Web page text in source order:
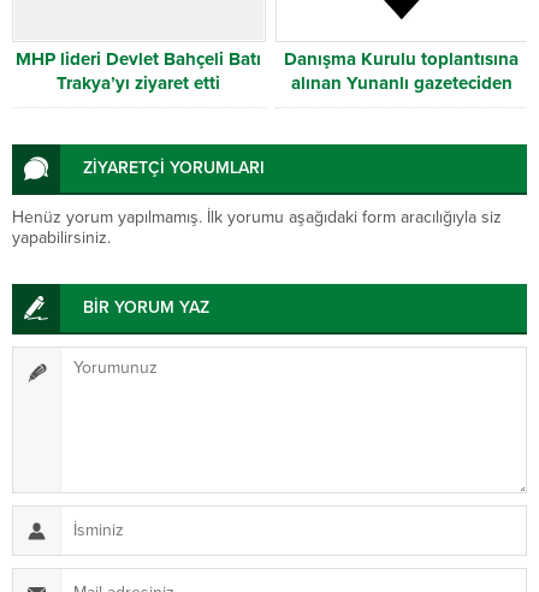
MHP lideri Devlet Bahçeli Batı
Trakya’yı ziyaret etti
Danışma Kurulu toplantısına
alınan Yunanlı gazeteciden
inciler…
ZİYARETÇİ YORUMLARI
Henüz yorum yapılmamış. İlk yorumu aşağıdaki form aracılığıyla siz
yapabilirsiniz.
BİR YORUM YAZ